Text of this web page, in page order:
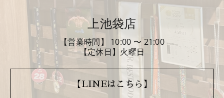
上池袋店
【営業時間】 10:00 〜 21:00
【定休日】火曜日
【LINEはこちら】